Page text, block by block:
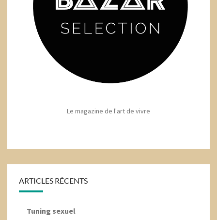
Le magazine de l'art de vivre
ARTICLES RÉCENTS
Tuning sexuel